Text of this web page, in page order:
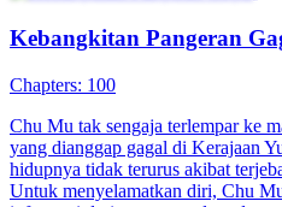
Penjaga Malam,
Chapters: 53
Di hadapan publik, Rendra
memicu perlawanan sengit Paman
Menghadapi serangan ganas
balik, bertarung gigih, akhirnya